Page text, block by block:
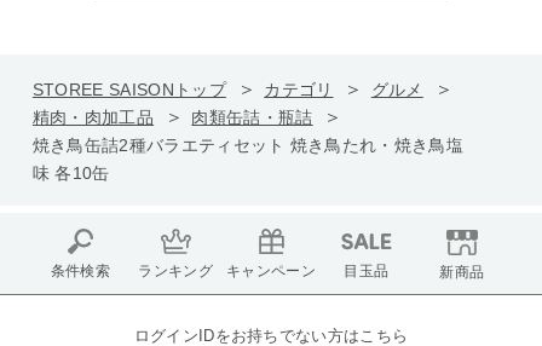
STOREE SAISONトップ カテゴリ
グルメ
精肉・肉加工品
肉類缶詰・瓶詰
焼き鳥缶詰2種バラエティセット 焼き鳥たれ・焼き鳥塩
味 各10缶
条件検索 ランキング キャンペーン 目玉品 新商品
ログインIDをお持ちでない方はこちら